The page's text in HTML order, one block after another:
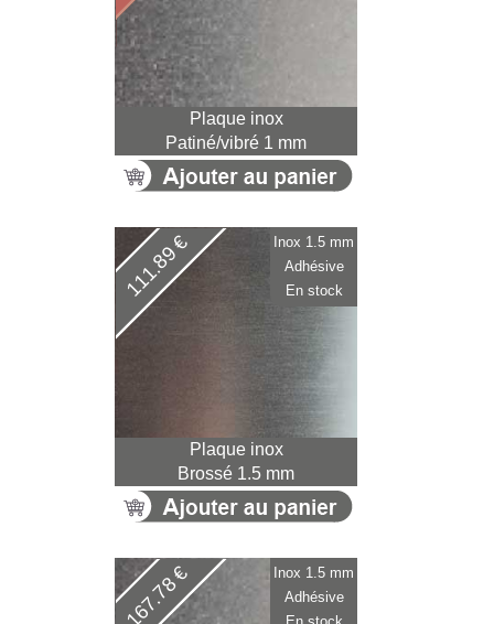
Plaque inox
Patiné/vibré 1 mm
Plaque inox
Brossé 1.5 mm
111.89 €
Inox 1.5 mm
Adhésive
En stock
167.78 €
Inox 1.5 mm
Adhésive